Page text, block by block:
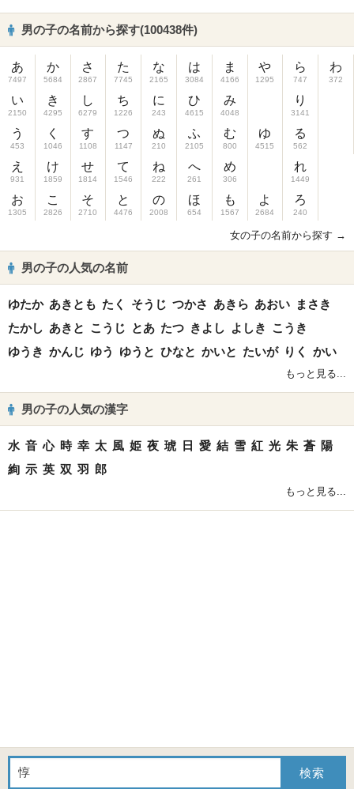
男の子の名前から探す(100438件)
あ
7497
い
2150
う
453
え
931
お
1305
か
5684
き
4295
く
1046
け
1859
こ
2826
さ
2867
し
6279
す
1108
せ
1814
そ
2710
た
7745
ち
1226
つ
1147
て
1546
と
4476
な
2165
に
243
ぬ
210
ね
222
の
2008
は
3084
ひ
4615
ふ
2105
へ
261
ほ
654
ま
4166
み
4048
む
800
め
306
も
1567
や
1295
ゆ
4515
よ
2684
ら
747
り
3141
る
562
れ
1449
ろ
240
わ
372
女の子の名前から探す →
男の子の人気の名前
ゆたか あきとも たく そうじ つかさ あきら あおい まさき
たかし あきと こうじ とあ たつ きよし よしき こうき
ゆうき かんじ ゆう ゆうと ひなと かいと たいが りく かい
もっと見る...
男の子の人気の漢字
水 音 心 時 幸 太 風 姫 夜 琥 日 愛 結 雪 紅 光 朱 蒼 陽
絢 示 英 双 羽 郎
もっと見る...